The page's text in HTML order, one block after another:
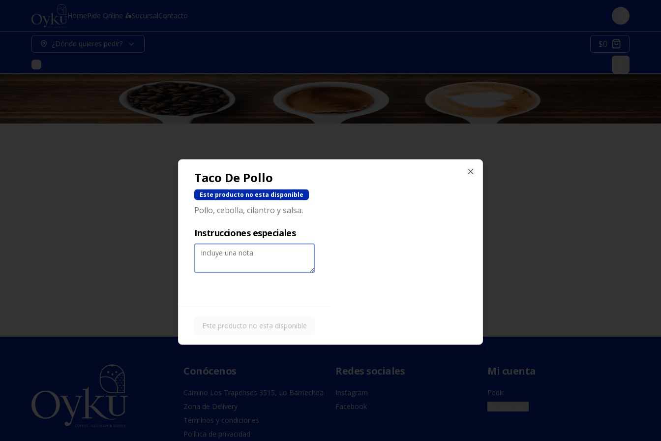
HomePide Online 🛵SucursalContacto Login
¿Dónde quieres pedir? $0
Conócenos
Camino Los Trapenses 3515, Lo Barnechea
Zona de Delivery
Términos y condiciones
Política de privacidad
Redes sociales
Instagram
Facebook
Mi cuenta
Pedir
Taco De Pollo
Este producto no esta disponible
Pollo, cebolla, cilantro y salsa.
Instrucciones especiales
Este producto no esta disponible